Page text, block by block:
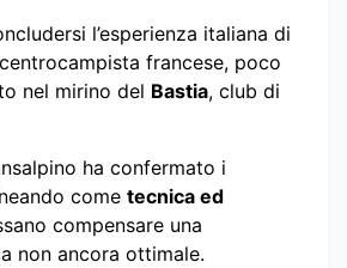
l’esperienza italiana di
francese, poco
nel mirino del Bastia, club di
ha confermato i
come tecnica ed
compensare una
non ancora ottimale.